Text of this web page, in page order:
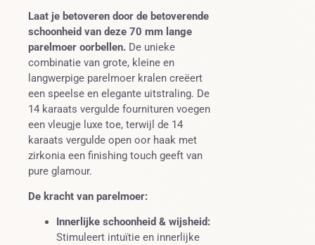
Laat je betoveren door de betoverende
schoonheid van deze 70 mm lange
parelmoer oorbellen. De unieke
combinatie van grote, kleine en
langwerpige parelmoer kralen creëert
een speelse en elegante uitstraling. De
14 karaats vergulde fournituren voegen
een vleugje luxe toe, terwijl de 14
karaats vergulde open oor haak met
zirkonia een finishing touch geeft van
pure glamour.
De kracht van parelmoer:
Innerlijke schoonheid & wijsheid:
Stimuleert intuïtie en innerlijke